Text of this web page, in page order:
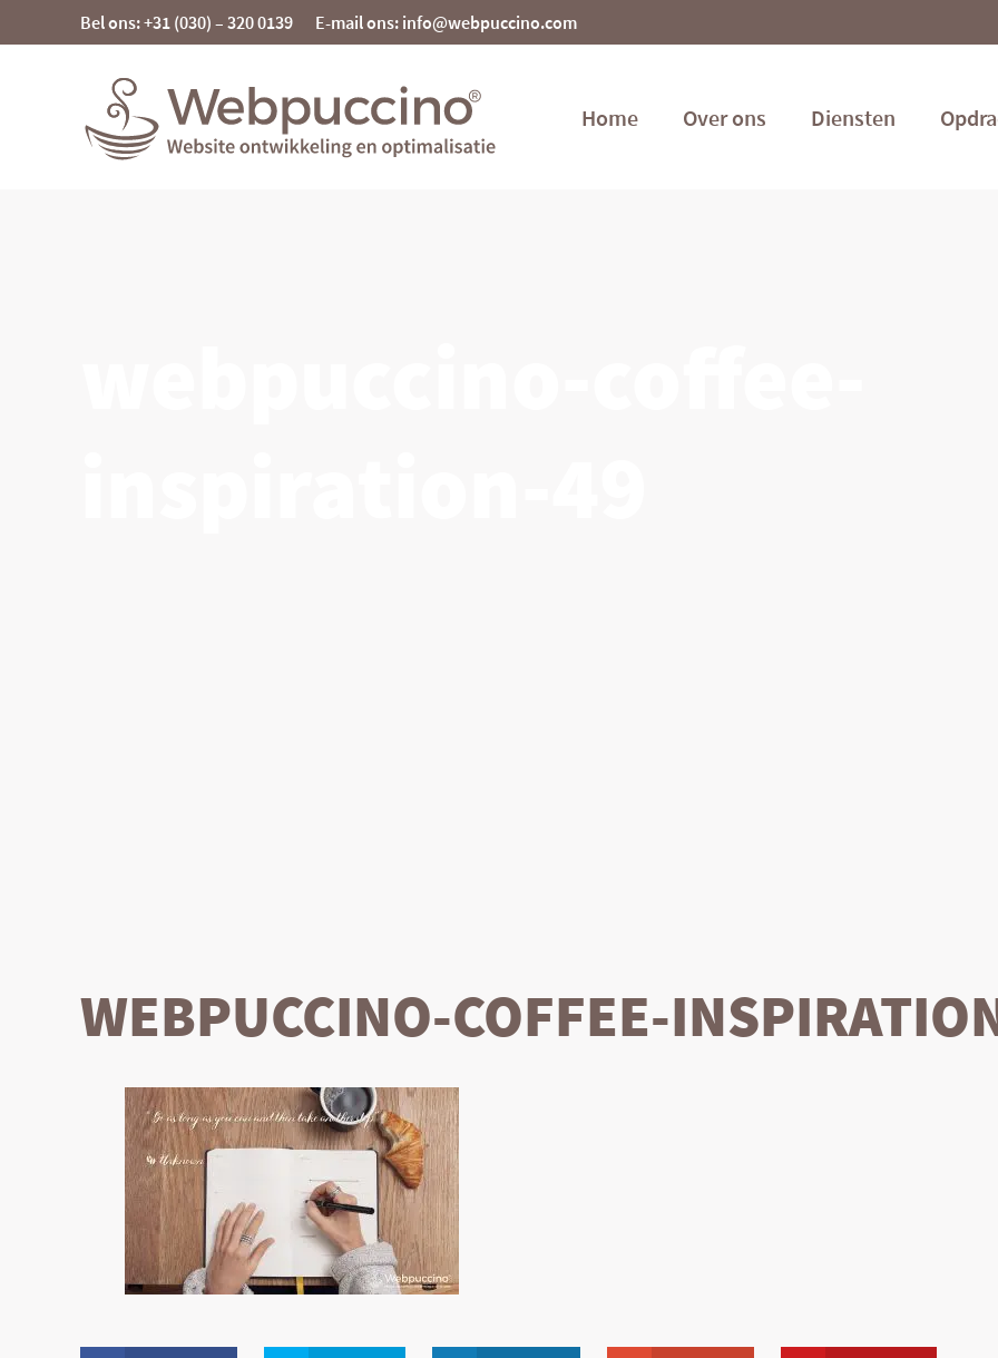
to
Bel ons: +31 (030) – 320 0139 E-mail ons: info@webpuccino.com
Home Over ons Diensten
WEBPUCCINO-COFFEE-